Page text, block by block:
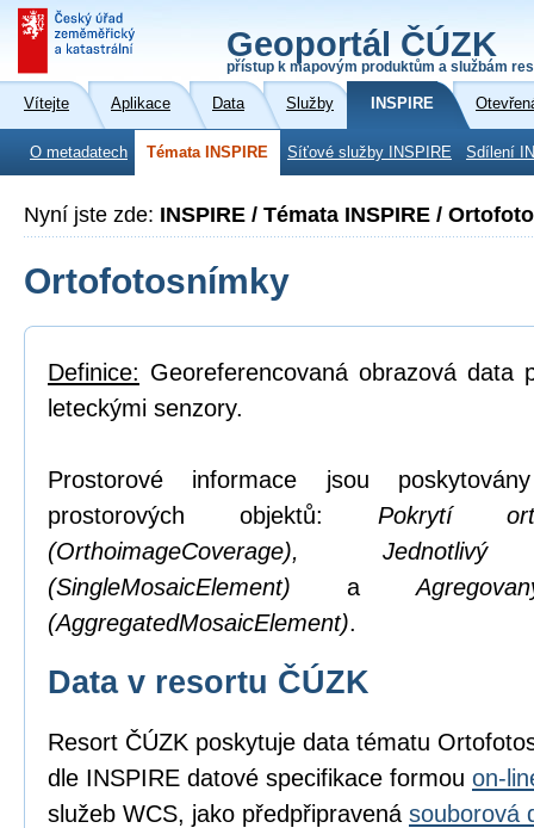
Geoportál ČÚZK
přístup k mapovým produktům a službám
Vítejte Aplikace Data Služby INSPIRE
O metadatech Témata INSPIRE Síťové služby INSPIRE Sdílení
Nyní jste zde: INSPIRE / Témata INSPIRE /
Ortofotosnímky
Definice: Georeferencovaná obrazová data
leteckými senzory.
Prostorové informace jsou
prostorových objektů: Pokrytí
(OrthoimageCoverage),
(SingleMosaicElement) a
(AggregatedMosaicElement).
Data v resortu ČÚZK
Resort ČÚZK poskytuje data tématu
dle INSPIRE datové specifikace formou on-
služeb WCS, jako předpřipravená souborová